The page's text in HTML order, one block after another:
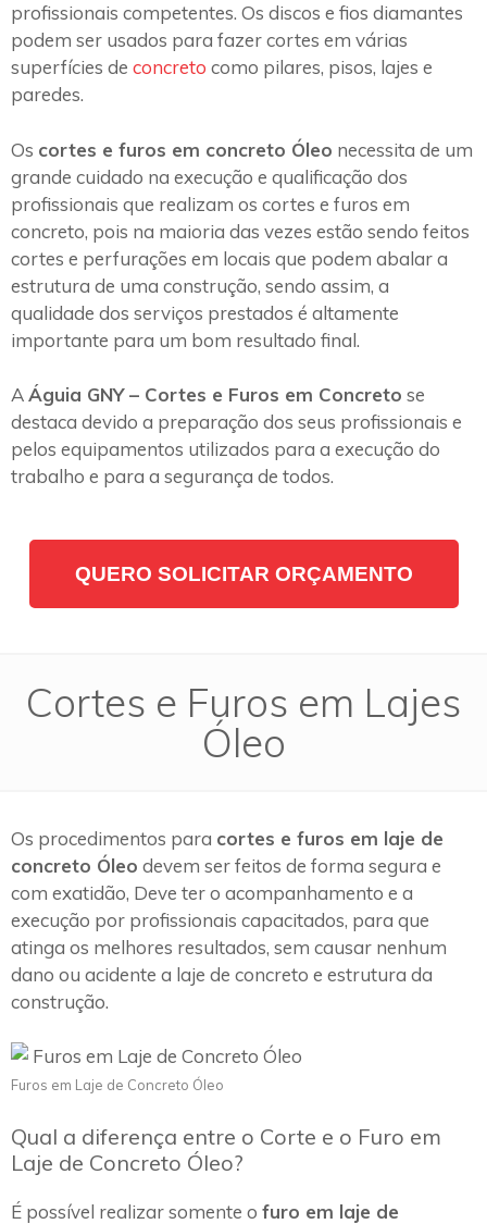
profissionais competentes. Os discos e fios diamantes
podem ser usados para fazer cortes em várias
superfícies de concreto como pilares, pisos, lajes e
paredes.
Os cortes e furos em concreto Óleo necessita de um
grande cuidado na execução e qualificação dos
profissionais que realizam os cortes e furos em
concreto, pois na maioria das vezes estão sendo feitos
cortes e perfurações em locais que podem abalar a
estrutura de uma construção, sendo assim, a
qualidade dos serviços prestados é altamente
importante para um bom resultado final.
AÁguia GNY – Cortes e Furos em Concreto se
destaca devido a preparação dos seus profissionais e
pelos equipamentos utilizados para a execução do
trabalho e para a segurança de todos.
QUERO SOLICITAR ORÇAMENTO
Cortes e Furos em Lajes
Óleo
Os procedimentos para cortes e furos em laje de
concreto Óleo devem ser feitos de forma segura e
com exatidão, Deve ter o acompanhamento e a
execução por profissionais capacitados, para que
atinga os melhores resultados, sem causar nenhum
dano ou acidente a laje de concreto e estrutura da
construção.
Furos em Laje de Concreto Óleo
Qual a diferença entre o Corte e o Furo em
Laje de Concreto Óleo?
É possível realizar somente o furo em laje de